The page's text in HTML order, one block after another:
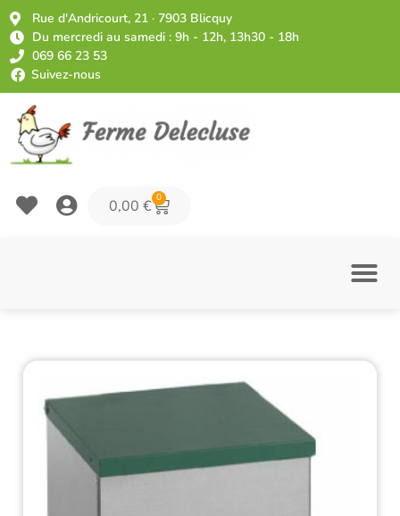
Rue d'Andricourt, 21 · 7903 Blicquy
Du mercredi au samedi : 9h - 12h, 13h30 - 18h
069 66 23 53
Suivez-nous
0,00 € 0